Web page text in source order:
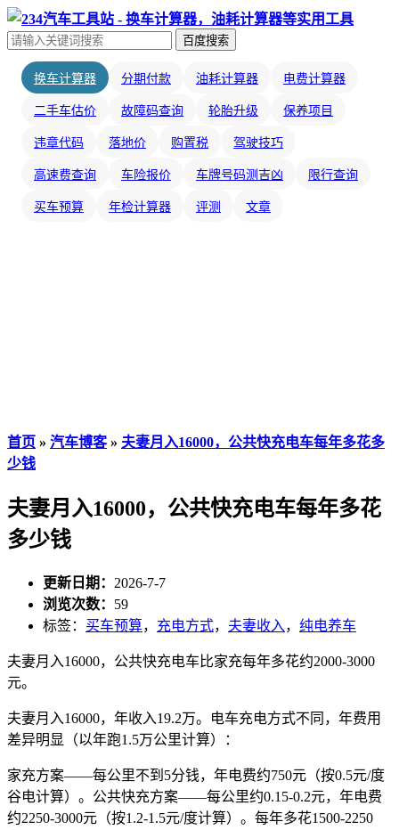
百度搜索
换车计算器 分期付款 油耗计算器 电费计算器
二手车估价 故障码查询 轮胎升级 保养项目
违章代码 落地价 购置税 驾驶技巧
高速费查询 车险报价 车牌号码测吉凶 限行查询
买车预算 年检计算器 评测 文章
首页 » 汽车博客» 夫妻月入16000，公共快充电车每年多花多
少钱
夫妻月入16000，公共快充电车每年多花
多少钱
更新日期： 2026-7-7
浏览次数： 59
标签： 买车预算， 充电方式， 夫妻收入 ， 纯电养车
夫妻月入16000，公共快充电车比家充每年多花约2000-3000
元。
夫妻月入16000，年收入19.2万。电车充电方式不同，年费用
差异明显（以年跑1.5万公里计算）：
家充方案——每公里不到5分钱，年电费约750元（按0.5元/度
谷电计算）。公共快充方案——每公里约0.15-0.2元，年电费
约2250-3000元（按1.2-1.5元/度计算）。每年多花1500-2250